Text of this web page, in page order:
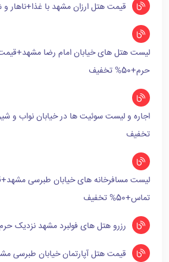
قیمت هتل ارزان مشهد با غذا+ناهار و
لیست هتل های خیابان امام رضا
حرم+50% تخفیف
تخفیف
لیست مسافرخانه های خیابان طبرسی
تماس+50% تخفیف
رزرو هتل های فولبرد مشهد نزدیک
قیمت هتل آپارتمان خیابان طبرسی مشهد+تا